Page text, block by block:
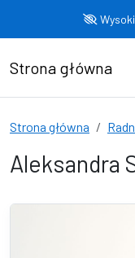
Strona główna
Strona główna
Aleksandra